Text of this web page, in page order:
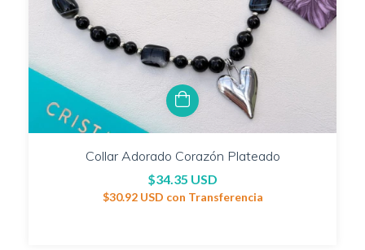
Collar Adorado Corazón Plateado
$34.35 USD
$30.92 USD con Transferencia